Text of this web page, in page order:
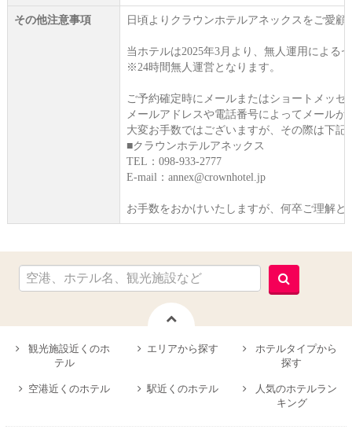
その他注意事項 日頃よりクラウンホテルアネックスをご愛
当ホテルは2025年3月より、無人運用による
※24時間無人運営となります。
ご予約確定時にメールまたはショートメッ
メールアドレスや電話番号によってメール
大変お手数ではございますが、その際は下
■クラウンホテルアネックス
TEL：098-933-2777
E-mail：annex@crownhotel.jp
お手数をおかけいたしますが、何卒ご理解
観光施設近くのホ
テル
エリアから探す
ホテルタイプから
探す
空港近くのホテル 駅近くのホテル
人気のホテルラン
キング